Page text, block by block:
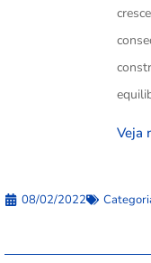
Veja
08/02/2022